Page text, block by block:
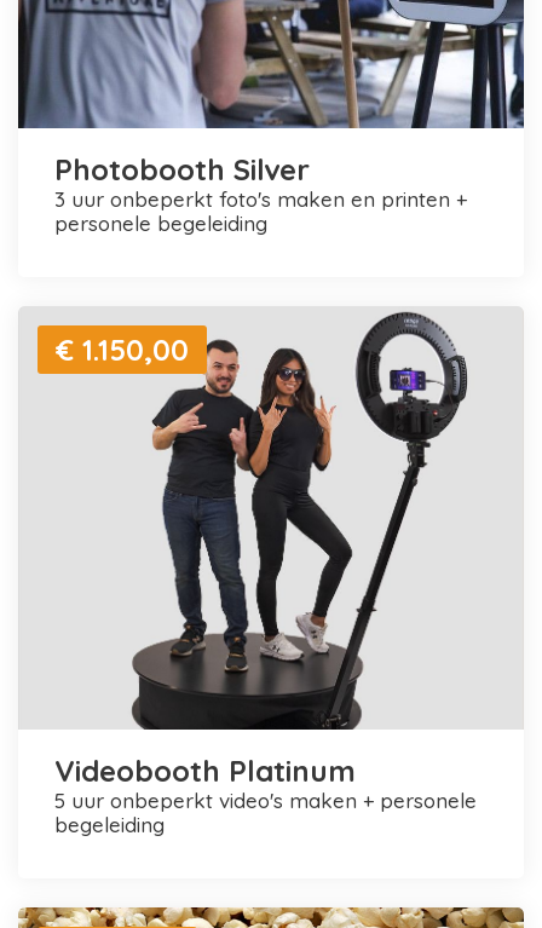
Photobooth Silver
3 uur onbeperkt foto's maken en printen +
personele begeleiding
€ 1.150,00
Videobooth Platinum
5 uur onbeperkt video's maken + personele
begeleiding